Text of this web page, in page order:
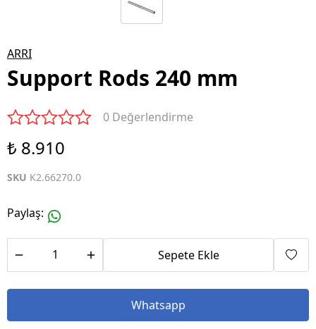
ARRI
Support Rods 240 mm
0 Değerlendirme
₺ 8.910
SKU K2.66270.0
Paylaş:
Sepete Ekle
Whatsapp